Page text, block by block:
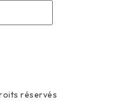
réservés